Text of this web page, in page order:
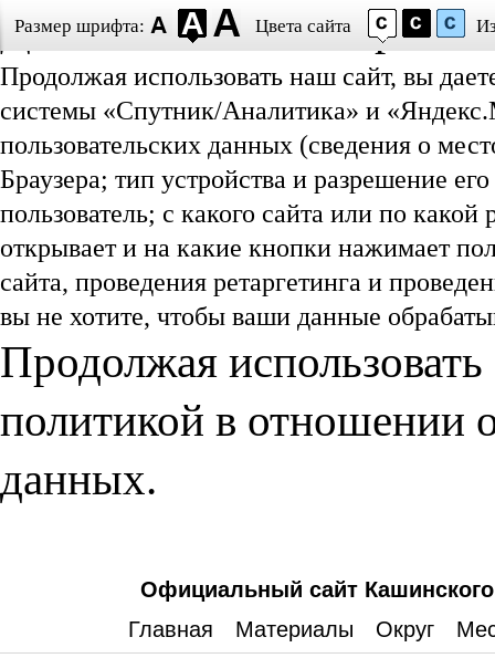
Даю согласие на
Продолжая использовать наш сайт, вы
системы «Спутник/Аналитика» и
пользовательских данных (сведения о
Браузера; тип устройства и разрешение
пользователь; с какого сайта или по
открывает и на какие кнопки нажимает
сайта, проведения ретаргетинга и
вы не хотите, чтобы ваши данные
Продолжая
политикой в отношении
данных.
Размер шрифта: Цвета сайта
Официальный сайт Кашинского
Главная
Материалы Округ